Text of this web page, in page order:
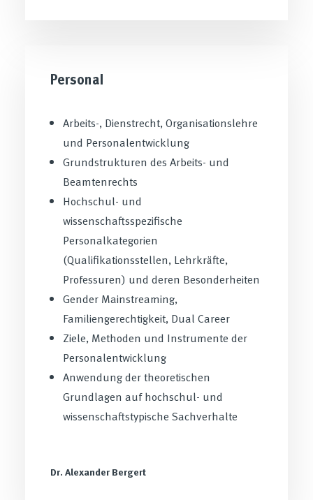
PersonaI
Arbeits-, Dienstrecht, Organisationslehre
und Personalentwicklung
Grundstrukturen des Arbeits- und
Beamtenrechts
Hochschul- und
wissenschaftsspezifische
Personalkategorien
(Qualifikationsstellen, Lehrkräfte,
Professuren) und deren Besonderheiten
Gender Mainstreaming,
Familiengerechtigkeit, Dual Career
Ziele, Methoden und Instrumente der
Personalentwicklung
Anwendung der theoretischen
Grundlagen auf hochschul- und
wissenschaftstypische Sachverhalte
Dr. Alexander Bergert